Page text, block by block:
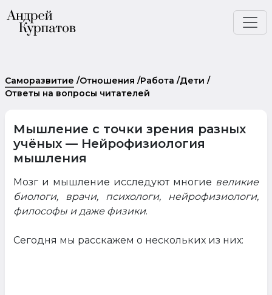
Саморазвитие /Отношения /Работа /Дети /
Ответы на вопросы читателей
Мышление с точки зрения разных
учёных — Нейрофизиология
мышления
Мозг и мышление исследуют многие великие
биологи, врачи, психологи, нейрофизиологи,
философы и даже физики.
Сегодня мы расскажем о нескольких из них: